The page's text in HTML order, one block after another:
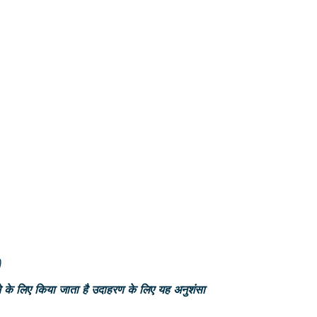
लिए किया जाता है उदाहरण के लिए यह अनुशंसा